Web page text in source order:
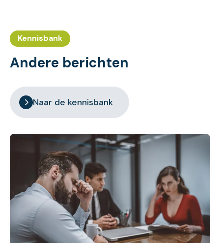
Kennisbank
Andere berichten
Naar de kennisbank